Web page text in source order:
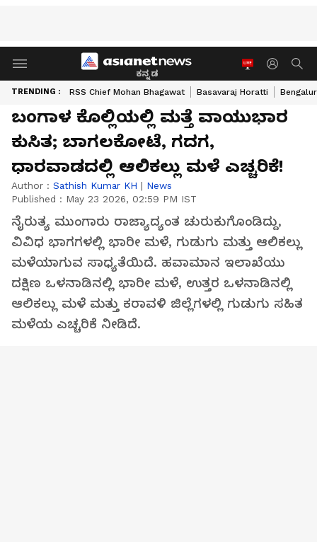
ಕನ್ನಡ
TRENDING : RSS Chief Mohan Bhagawat Basavaraj Horatti
ಬಂಗಾಳ ಕೊಲ್ಲಿಯಲ್ಲಿ ಮತ್ತೆ ವಾಯುಭಾರ
ಕುಸಿತ; ಬಾಗಲಕೋಟೆ, ಗದಗ,
ಧಾರವಾಡದಲ್ಲಿ ಆಲಿಕಲ್ಲು ಮಳೆ ಎಚ್ಚರಿಕೆ!
Author : Sathish Kumar KH | News
Published : May 23 2026, 02:59 PM IST
ನೈರುತ್ಯ ಮುಂಗಾರು ರಾಜ್ಯಾದ್ಯಂತ ಚುರುಕುಗೊಂಡಿದ್ದು,
ವಿವಿಧ ಭಾಗಗಳಲ್ಲಿ ಭಾರೀ ಮಳೆ, ಗುಡುಗು ಮತ್ತು ಆಲಿಕಲ್ಲು
ಮಳೆಯಾಗುವ ಸಾಧ್ಯತೆಯಿದೆ. ಹವಾಮಾನ ಇಲಾಖೆಯು
ದಕ್ಷಿಣ ಒಳನಾಡಿನಲ್ಲಿ ಭಾರೀ ಮಳೆ, ಉತ್ತರ ಒಳನಾಡಿನಲ್ಲಿ
ಆಲಿಕಲ್ಲು ಮಳೆ ಮತ್ತು ಕರಾವಳಿ ಜಿಲ್ಲೆಗಳಲ್ಲಿ ಗುಡುಗು ಸಹಿತ
ಮಳೆಯ ಎಚ್ಚರಿಕೆ ನೀಡಿದೆ.